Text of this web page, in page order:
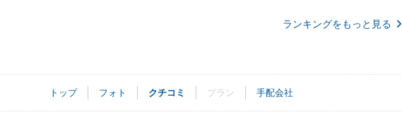
ランキングをもっと見る
トップ フォト クチコミ プラン 手配会社